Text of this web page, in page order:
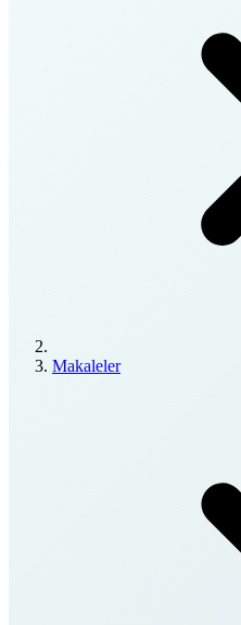
Makaleler